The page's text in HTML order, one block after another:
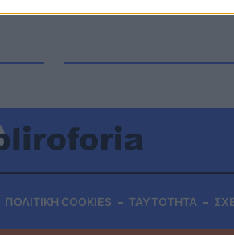
ΠΟΛΙΤΙΚΗ COOKIES ΤΑΥΤΟΤΗΤΑ